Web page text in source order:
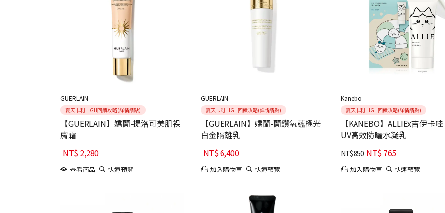
GUERLAIN
夏天卡利HIGH回饋攻略(詳情請點)
【GUERLAIN】嬌蘭-提洛可美肌裸
膚霜
NT$2,280
查看商品 快速預覽
GUERLAIN
夏天卡利HIGH回饋攻略(詳情請點)
【GUERLAIN】嬌蘭-蘭鑽氧蘊極光
白金隔離乳
NT$6,400
加入購物車 快速預覽
Kanebo
夏天卡利HIGH回饋攻略(詳情請點)
【KANEBO】ALLIEx吉伊卡
UV高效防曬水凝乳
NT$850 NT$765
加入購物車 快速預覽